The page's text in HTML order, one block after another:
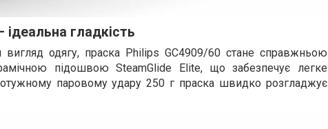
гладкість
вигляд одягу, праска Philips GC4909/60 стане справжньою
підошвою SteamGlide Elite, що забезпечує легке
паровому удару 250 г праска швидко розгладжує